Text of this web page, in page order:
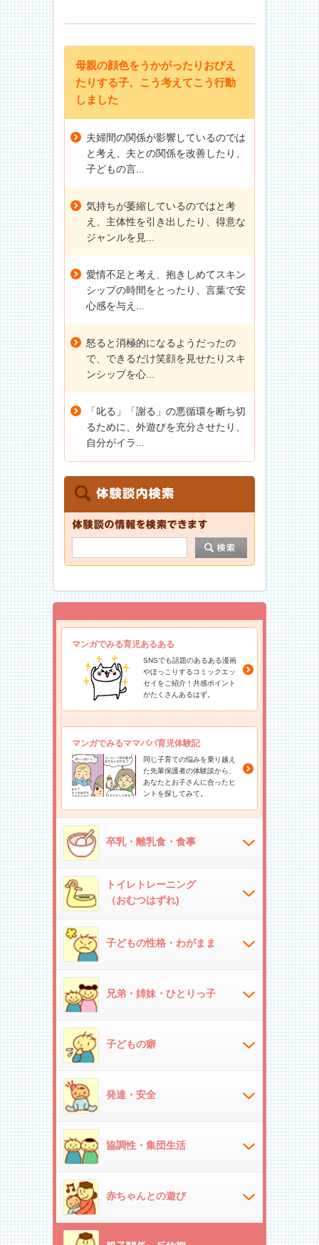
母親の顔色をうかがったりおびえ
たりする子、こう考えてこう行動
しました
夫婦間の関係が影響しているのでは
と考え、夫との関係を改善したり、
子どもの言...
気持ちが萎縮しているのではと考
え、主体性を引き出したり、得意な
ジャンルを見...
愛情不足と考え、抱きしめてスキン
シップの時間をとったり、言葉で安
心感を与え...
怒ると消極的になるようだったの
で、できるだけ笑顔を見せたりスキ
ンシップを心...
「叱る」「謝る」の悪循環を断ち切
るために、外遊びを充分させたり、
自分がイラ...
マンガでみる育児あるある
SNSでも話題のあるある漫画
やほっこりするコミックエッ
セイをご紹介！共感ポイント
がたくさんあるはず。
マンガでみるママパパ育児体験記
同じ子育ての悩みを乗り越え
た先輩保護者の体験談から、
あなたとお子さんに合ったヒ
ントを探してみて。
卒乳・離乳食・食事
トイレトレーニング
（おむつはずれ)
子どもの性格・わがまま
兄弟・姉妹・ひとりっ子
子どもの癖
発達・安全
協調性・集団生活
赤ちゃんとの遊び